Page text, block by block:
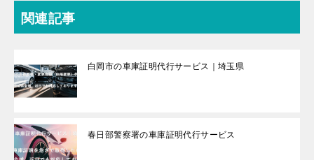
関連記事
白岡市の車庫証明代行サービス｜埼玉県
春日部警察署の車庫証明代行サービス